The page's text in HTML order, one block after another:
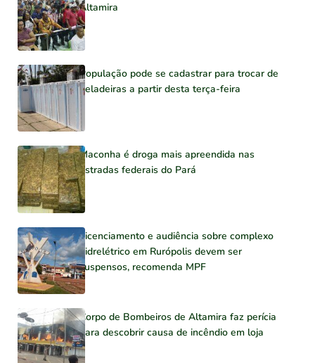
Altamira
População pode se cadastrar para trocar de
geladeiras a partir desta terça-feira
Maconha é droga mais apreendida nas
estradas federais do Pará
Licenciamento e audiência sobre complexo
hidrelétrico em Rurópolis devem ser
suspensos, recomenda MPF
Corpo de Bombeiros de Altamira faz perícia
para descobrir causa de incêndio em loja